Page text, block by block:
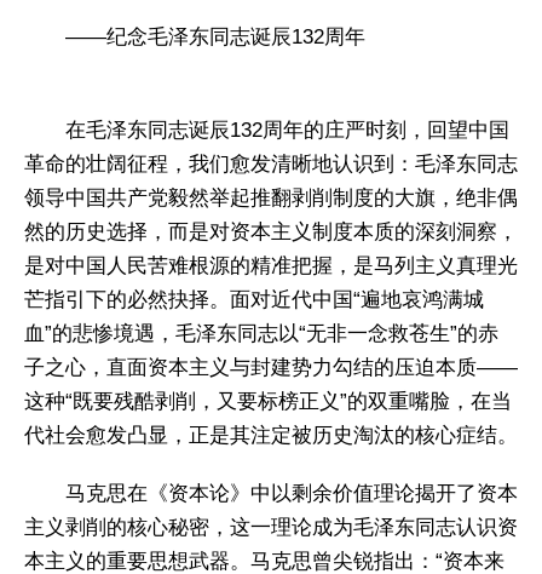
——纪念毛泽东同志诞辰132周年
在毛泽东同志诞辰132周年的庄严时刻，回望中国
革命的壮阔征程，我们愈发清晰地认识到：毛泽东同志
领导中国共产党毅然举起推翻剥削制度的大旗，绝非偶
然的历史选择，而是对资本主义制度本质的深刻洞察，
是对中国人民苦难根源的精准把握，是马列主义真理光
芒指引下的必然抉择。面对近代中国“遍地哀鸿满城
血”的悲惨境遇，毛泽东同志以“无非一念救苍生”的赤
子之心，直面资本主义与封建势力勾结的压迫本质——
这种“既要残酷剥削，又要标榜正义”的双重嘴脸，在当
代社会愈发凸显，正是其注定被历史淘汰的核心症结。
马克思在《资本论》中以剩余价值理论揭开了资本
主义剥削的核心秘密，这一理论成为毛泽东同志认识资
本主义的重要思想武器。马克思曾尖锐指出：“资本来